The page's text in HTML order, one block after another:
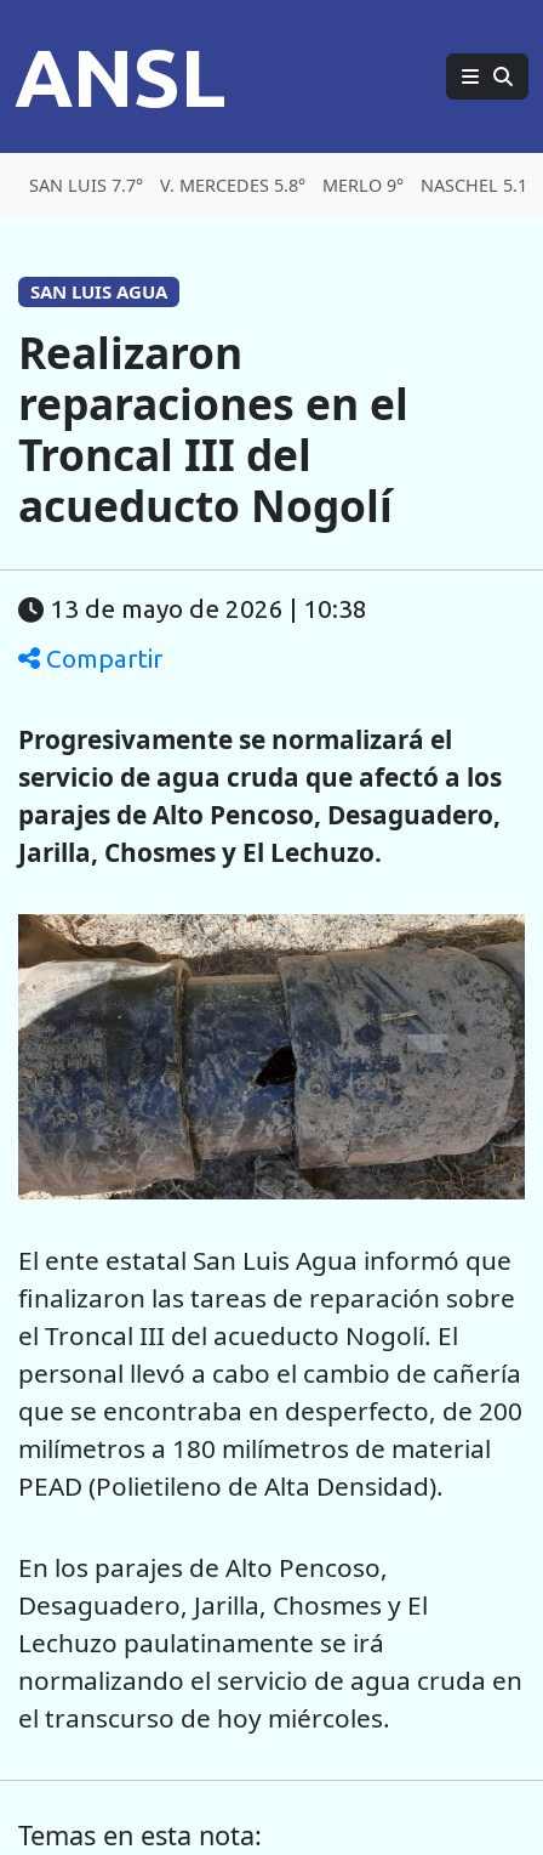
ANSL
SAN LUIS 7.7° V. MERCEDES 5.8° MERLO 9° NASCHEL 5.1°
SAN LUIS AGUA
Realizaron
reparaciones en el
Troncal III del
acueducto Nogolí
13 de mayo de 2026 | 10:38
Compartir
Progresivamente se normalizará el
servicio de agua cruda que afectó a los
parajes de Alto Pencoso, Desaguadero,
Jarilla, Chosmes y El Lechuzo.
El ente estatal San Luis Agua informó que
finalizaron las tareas de reparación sobre
el Troncal III del acueducto Nogolí. El
personal llevó a cabo el cambio de cañería
que se encontraba en desperfecto, de 200
milímetros a 180 milímetros de material
PEAD (Polietileno de Alta Densidad).
En los parajes de Alto Pencoso,
Desaguadero, Jarilla, Chosmes y El
Lechuzo paulatinamente se irá
normalizando el servicio de agua cruda en
el transcurso de hoy miércoles.
Temas en esta nota: